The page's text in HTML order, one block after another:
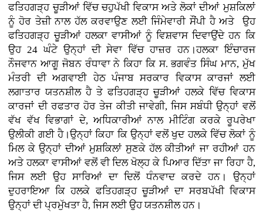
ਫਤਿਹਗੜ੍ਹ ਚੂੜੀਆਂ ਵਿੱਚ ਚਹੁਪੱਖੀ ਵਿਕਾਸ ਅਤੇ ਲੋਕਾਂ ਦੀਆਂ ਮੁਸ਼ਕਿਲਾਂ
ਨੂੰ ਹੋਰ ਤੇਜ਼ੀ ਨਾਲ ਹੱਲ ਕਰਵਾਉਣ ਲਈ ਜਿੰਮੇਵਾਰੀ ਸੌਂਪੀ ਹੈ ਅਤੇ ਉਹ
ਫਤਿਹਗੜ੍ਹ ਚੂੜੀਆਂ ਹਲਕਾ ਵਾਸੀਆਂ ਨੂੰ ਵਿਸ਼ਵਾਸ ਦਿਵਾਉਂਦੇ ਹਨ ਕਿ
ਉਹ 24 ਘੰਟੇ ਉਨ੍ਹਾਂ ਦੀ ਸੇਵਾ ਵਿੱਚ ਹਾਜ਼ਰ ਹਨ।ਹਲਕਾ ਇੰਚਾਰਜ
ਨੌਜਵਾਨ ਆਗੂ ਜੋਬਨ ਰੰਧਾਵਾ ਨੇ ਕਿਹਾ ਕਿ ਸ. ਭਗਵੰਤ ਸਿੰਘ ਮਾਨ, ਮੁੱਖ
ਮੰਤਰੀ ਦੀ ਅਗਵਾਈ ਹੇਠ ਪੰਜਾਬ ਸਰਕਾਰ ਵਿਕਾਸ ਕਾਰਜਾਂ ਲਈ
ਲਗਾਤਾਰ ਯਤਨਸ਼ੀਲ ਹੈ ਤੇ ਫਤਿਹਗੜ੍ਹ ਚੂੜੀਆਂ ਹਲਕੇ ਵਿੱਚ ਵਿਕਾਸ
ਕਾਰਜਾਂ ਦੀ ਰਫਤਾਰ ਹੋਰ ਤੇਜ ਕੀਤੀ ਜਾਵੇਗੀ, ਜਿਸ ਸਬੰਧੀ ਉਨ੍ਹਾਂ ਵਲੋਂ
ਵੱਖ ਵੱਖ ਵਿਭਾਗਾਂ ਦੇ, ਅਧਿਕਾਰੀਆਂ ਨਾਲ ਮੀਟਿੰਗ ਕਰਕੇ ਰੂਪਰੇਖਾ
ਉਲੀਕੀ ਗਈ ਹੈ।ਉਨ੍ਹਾਂ ਕਿਹਾ ਕਿ ਉਨ੍ਹਾਂ ਵਲੋਂ ਖੁਦ ਹਲਕੇ ਵਿੱਚ ਲੋਕਾਂ ਨੂੰ
ਮਿਲ ਕੇ ਉਨ੍ਹਾਂ ਦੀਆਂ ਮੁਸ਼ਕਿਲਾਂ ਸੁਣਕੇ ਹੱਲ ਕੀਤੀਆਂ ਜਾ ਰਹੀਆਂ ਹਨ
ਅਤੇ ਹਲਕਾ ਵਾਸੀਆਂ ਵਲੋਂ ਵੀ ਦਿਲ ਖੋਲ੍ਹ ਕੇ ਪਿਆਰ ਦਿੱਤਾ ਜਾ ਰਿਹਾ ਹੈ,
ਜਿਸ ਲਈ ਉਹ ਸਾਰਿਆਂ ਦਾ ਦਿਲੋਂ ਧੰਨਵਾਦ ਕਰਦੇ ਹਨ। ਉਨ੍ਹਾਂ
ਦੁਹਰਾਇਆ ਕਿ ਹਲਕੇ ਫਤਿਹਗੜ੍ਹ ਚੂੜੀਆਂ ਦਾ ਸਰਬਪੱਖੀ ਵਿਕਾਸ
ਉਨ੍ਹਾਂ ਦੀ ਪ੍ਰਮੁੱਖਤਾ ਹੈ, ਜਿਸ ਲਈ ਉਹ ਯਤਨਸ਼ੀਲ ਹਨ।